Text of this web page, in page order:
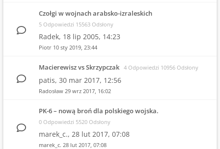
Czołgi w wojnach arabsko-izraleskich
5 Odpowiedzi 15563 Odsłony
Radek, 18 lip 2005, 14:23
Piotr 10 sty 2019, 23:44
Macierewisz vs Skrzypczak 4 Odpowiedzi 10956 Odsłony
patis, 30 mar 2017, 12:56
Radosław 29 wrz 2017, 16:02
PK-6 – nową broń dla polskiego wojska.
0 Odpowiedzi 5520 Odsłony
marek_c., 28 lut 2017, 07:08
marek_c. 28 lut 2017, 07:08